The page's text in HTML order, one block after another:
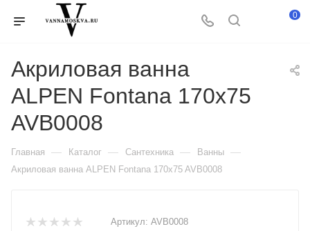
0
Акриловая ванна
ALPEN Fontana 170x75
AVB0008
Главная — Каталог — Сантехника — Ванны —
Акриловая ванна ALPEN Fontana 170x75 AVB0008
Артикул: AVB0008